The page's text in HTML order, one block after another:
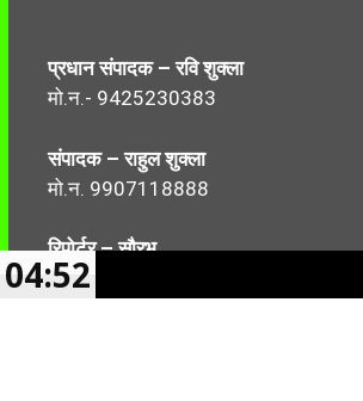
प्रधान संपादक – रवि शुक्ला
मो.न.- 9425230383
संपादक – राहुल शुक्ला
मो.न. 9907118888
रिपोर्टर – सौरभ
मो.न.-7499999906
04:52